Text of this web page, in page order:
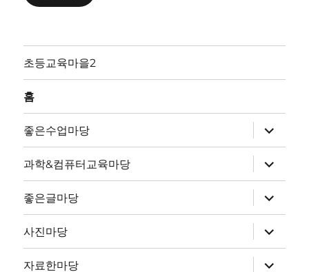
초등교육마을2
홈
좋은수업마당
위
메
뉴
확
장
과학&컴퓨터교육마당
위
메
뉴
확
장
좋은글마당
위
메
뉴
확
장
사진마당
위
메
뉴
자료한마당